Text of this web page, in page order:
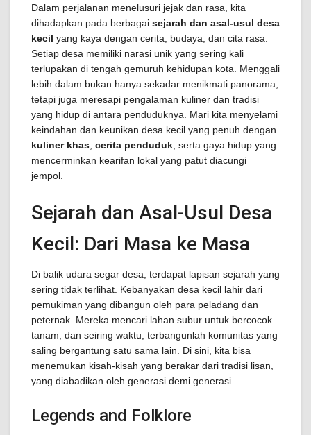
Dalam perjalanan menelusuri jejak dan rasa, kita
dihadapkan pada berbagai sejarah dan asal-usul desa
kecil yang kaya dengan cerita, budaya, dan cita rasa.
Setiap desa memiliki narasi unik yang sering kali
terlupakan di tengah gemuruh kehidupan kota. Menggali
lebih dalam bukan hanya sekadar menikmati panorama,
tetapi juga meresapi pengalaman kuliner dan tradisi
yang hidup di antara penduduknya. Mari kita menyelami
keindahan dan keunikan desa kecil yang penuh dengan
kuliner khas cerita penduduk , serta gaya hidup yang
mencerminkan kearifan lokal yang patut diacungi
jempol.
Sejarah dan Asal-Usul Desa
Kecil: Dari Masa ke Masa
Di balik udara segar desa, terdapat lapisan sejarah yang
sering tidak terlihat. Kebanyakan desa kecil lahir dari
pemukiman yang dibangun oleh para peladang dan
peternak. Mereka mencari lahan subur untuk bercocok
tanam, dan seiring waktu, terbangunlah komunitas yang
saling bergantung satu sama lain. Di sini, kita bisa
menemukan kisah-kisah yang berakar dari tradisi lisan,
yang diabadikan oleh generasi demi generasi.
Legends and Folklore